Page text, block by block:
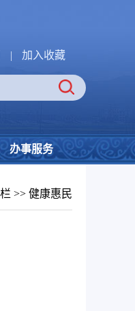
| 加入收藏
办事服务
>> 健康惠民